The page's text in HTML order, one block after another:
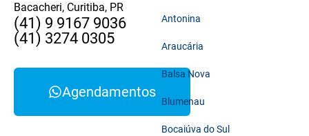
Bacacheri, Curitiba, PR
(41) 9 9167 9036
(41) 3274 0305
Agendamentos
Antonina
Araucária
Balsa Nova
Blumenau
Bocaiúva do Sul